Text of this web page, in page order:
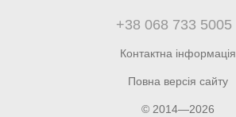
+38 068 733 5005
Контактна інформація
Повна версія сайту
© 2014—2026